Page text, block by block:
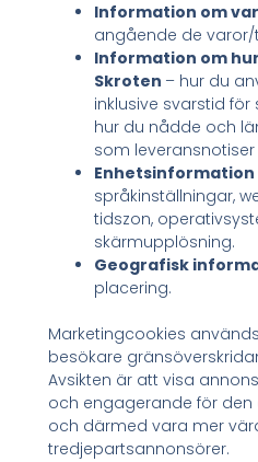
Information om
angående de
Information om
Skroten – hur du
inklusive svarstid
hur du nådde och
som
Enhetsinformation
språkinställningar,
tidszon,
skärmupplösning.
Geografisk
placering.
Marketingcookies
besökare
Avsikten är att visa
och engagerande för
och därmed vara mer
tredjepartsannonsörer.